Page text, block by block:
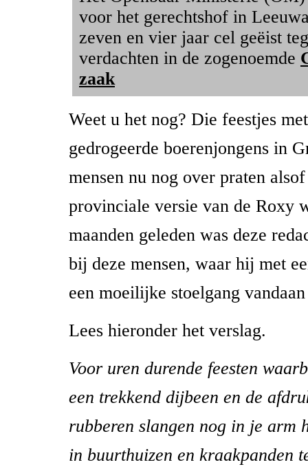
voor het gerechtshof in
zeven en vier jaar cel geëist
verdachten in de zogenoemde
zaak
Weet u het nog? Die feestjes
gedrogeerde boerenjongens in
mensen nu nog over praten
provinciale versie van de Roxy
maanden geleden was deze
bij deze mensen, waar hij met
een moeilijke stoelgang
Lees hieronder het verslag.
Voor uren durende feesten
een trekkend dijbeen en de
rubberen slangen nog in je arm
in buurthuizen en kraakpanden